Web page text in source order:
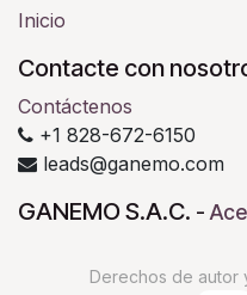
Inicio
Contacte con
Contáctenos
+1 828-672-6150
leads@ganemo.com
GANEMO S.A.C. -
Derechos de autor